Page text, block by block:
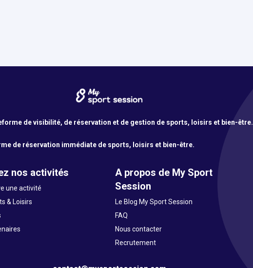
de visibilité, de réservation et de gestion de sports, loisirs et bien-être.
de réservation immédiate de sports, loisirs et bien-être.
nos activités
une activité
& Loisirs
A propos de My Sport
Session
Le Blog My Sport Session
FAQ
Nous contacter
Recrutement